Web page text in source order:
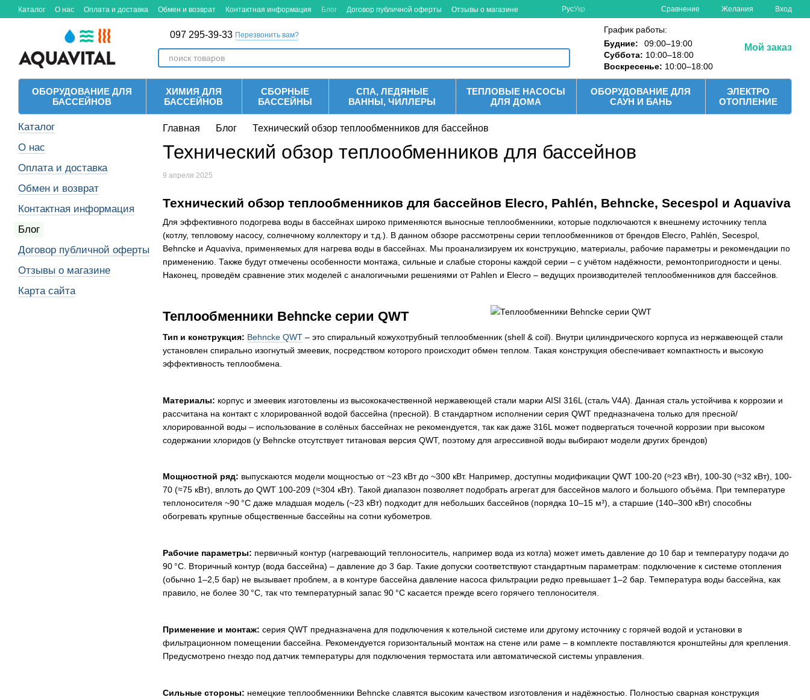
Перейти к основному контенту
Каталог О нас Оплата и доставка Обмен и возврат Контактная информация Блог Договор публичной оферты Отзывы о магазине РусУкр Сравнение Желания Вход
097 295-39-33 Перезвонить вам?
График работы:
Будние:
09:00–19:00
Суббота: 10:00–18:00
Воскресенье: 10:00–18:00
Мой заказ
ОБОРУДОВАНИЕ ДЛЯ
БАССЕЙНОВ
ХИМИЯ ДЛЯ
БАССЕЙНОВ
СБОРНЫЕ
БАССЕЙНЫ
СПА, ЛЕДЯНЫЕ
ВАННЫ, ЧИЛЛЕРЫ
ТЕПЛОВЫЕ НАСОСЫ
ДЛЯ ДОМА
ОБОРУДОВАНИЕ ДЛЯ
САУН И БАНЬ
ЭЛЕКТРО
ОТОПЛЕНИЕ
Главная Блог Технический обзор теплообменников для бассейнов
Технический обзор теплообменников для бассейнов
9 апреля 2025
Технический обзор теплообменников для бассейнов Elecro, Pahlén, Behncke, Secespol и Aquaviva
Для эффективного подогрева воды в бассейнах широко применяются выносные теплообменники, которые подключаются к внешнему источнику тепла
(котлу, тепловому насосу, солнечному коллектору и т.д.). В данном обзоре рассмотрены серии теплообменников от брендов Elecro, Pahlén, Secespol,
Behncke и Aquaviva, применяемых для нагрева воды в бассейнах. Мы проанализируем их конструкцию, материалы, рабочие параметры и рекомендации по
применению. Также будут отмечены особенности монтажа, сильные и слабые стороны каждой серии – с учётом надёжности, ремонтопригодности и цены.
Наконец, проведём сравнение этих моделей с аналогичными решениями от Pahlen и Elecro – ведущих производителей теплообменников для бассейнов.
Теплообменники Behncke серии QWT
Тип и конструкция: Behncke QWT – это спиральный кожухотрубный теплообменник (shell & coil). Внутри цилиндрического корпуса из нержавеющей стали
установлен спирально изогнутый змеевик, посредством которого происходит обмен теплом​. Такая конструкция обеспечивает компактность и высокую
эффективность теплообмена.
Материалы: корпус и змеевик изготовлены из высококачественной нержавеющей стали марки AISI 316L (сталь V4A)​. Данная сталь устойчива к коррозии и
рассчитана на контакт с хлорированной водой бассейна (пресной). В стандартном исполнении серия QWT предназначена только для пресной/
хлорированной воды – использование в солёных бассейнах не рекомендуется, так как даже 316L может подвергаться точечной коррозии при высоком
содержании хлоридов (у Behncke отсутствует титановая версия QWT, поэтому для агрессивной воды выбирают модели других брендов)
Мощностной ряд: выпускаются модели мощностью от ~23 кВт до ~300 кВт. Например, доступны модификации QWT 100-20 (≈23 кВт), 100-30 (≈32 кВт), 100-
70 (≈75 кВт), вплоть до QWT 100-209 (≈304 кВт)​. Такой диапазон позволяет подобрать агрегат для бассейнов малого и большого объёма. При температуре
теплоносителя ~90 °С даже младшая модель (~23 кВт) подходит для небольших бассейнов (порядка 10–15 м³), а старшие (140–300 кВт) способны
обогревать крупные общественные бассейны на сотни кубометров.
Рабочие параметры: первичный контур (нагревающий теплоноситель, например вода из котла) может иметь давление до 10 бар и температуру подачи до
90 °С. Вторичный контур (вода бассейна) – давление до 3 бар​. Такие допуски соответствуют стандартным параметрам: подключение к системе отопления
(обычно 1–2,5 бар) не вызывает проблем, а в контуре бассейна давление насоса фильтрации редко превышает 1–2 бар. Температура воды бассейна, как
правило, не более 30 °С, так что температурный запас 90 °С касается прежде всего горячего теплоносителя.
Применение и монтаж: серия QWT предназначена для подключения к котельной системе или другому источнику с горячей водой и установки в
фильтрационном помещении бассейна​. Рекомендуется горизонтальный монтаж на стене или раме – в комплекте поставляются кронштейны для крепления.
Предусмотрено гнездо под датчик температуры для подключения термостата или автоматической системы управления​.
Сильные стороны: немецкие теплообменники Behncke славятся высоким качеством изготовления и надёжностью. Полностью сварная конструкция
Каталог
О нас
Оплата и доставка
Обмен и возврат
Контактная информация
Блог
Договор публичной оферты
Отзывы о магазине
Карта сайта